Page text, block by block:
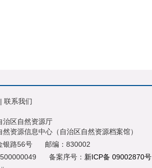
| 联系我们
治区自然资源厅
资源信息中心（自治区自然资源档案馆）
银路56号
邮编：830002
备案序号： 新ICP备 09002870号